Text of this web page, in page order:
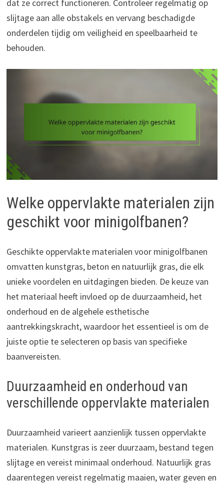
dat ze correct functioneren. Controleer regelmatig op
slijtage aan alle obstakels en vervang beschadigde
onderdelen tijdig om veiligheid en speelbaarheid te
behouden.
Welke oppervlakte materialen zijn
geschikt voor minigolfbanen?
Geschikte oppervlakte materialen voor minigolfbanen
omvatten kunstgras, beton en natuurlijk gras, die elk
unieke voordelen en uitdagingen bieden. De keuze van
het materiaal heeft invloed op de duurzaamheid, het
onderhoud en de algehele esthetische
aantrekkingskracht, waardoor het essentieel is om de
juiste optie te selecteren op basis van specifieke
baanvereisten.
Duurzaamheid en onderhoud van
verschillende oppervlakte materialen
Duurzaamheid varieert aanzienlijk tussen oppervlakte
materialen. Kunstgras is zeer duurzaam, bestand tegen
slijtage en vereist minimaal onderhoud. Natuurlijk gras
daarentegen vereist regelmatig maaien, water geven en